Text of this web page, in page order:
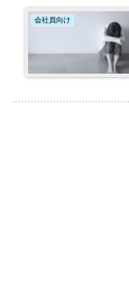
会社員向け